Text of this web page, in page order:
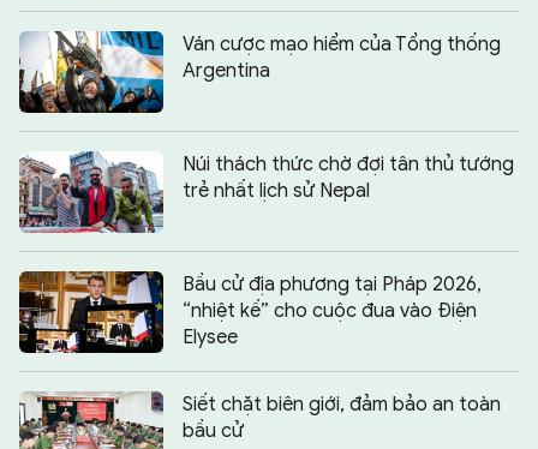
Ván cược mạo hiểm của Tổng thống
Argentina
Núi thách thức chờ đợi tân thủ tướng
trẻ nhất lịch sử Nepal
Bầu cử địa phương tại Pháp 2026,
“nhiệt kế” cho cuộc đua vào Điện
Elysee
Siết chặt biên giới, đảm bảo an toàn
bầu cử